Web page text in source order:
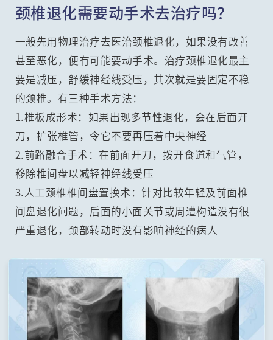
颈椎退化需要动手术去治疗吗？
一般先用物理治疗去医治颈椎退化，如果没有改善
甚至恶化，便有可能要动手术。治疗颈椎退化最主
要是减压，舒缓神经线受压，其次就是要固定不稳
的颈椎。有三种手术方法：
1.椎板成形术：如果出现多节性退化，会在后面开
刀，扩张椎管，令它不要再压着中央神经
2.前路融合手术：在前面开刀，拨开食道和气管，
移除椎间盘以减轻神经线受压
3.人工颈椎椎间盘置换术：针对比较年轻及前面椎
间盘退化问题，后面的小面关节或周遭构造没有很
严重退化，颈部转动时没有影响神经的病人